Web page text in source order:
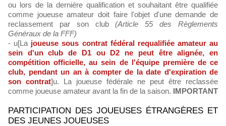
ou lors de la dernière qualification et souhaitant être qualifiée
comme joueuse amateur doit faire l'objet d'une demande de
reclassement par son club(Article 55 des Règlements
Généraux de la FFF)
- u[La joueuse sous contrat fédéral requalifiée amateur au
sein d'un club de D1 ou D2 ne peut être alignée, en
compétition officielle, au sein de l'équipe première de ce
club, pendant un an à compter de la date d'expiration de
son contrat]u. La joueuse fédérale ne peut être reclassée
comme joueuse amateur avant la fin de la saison. IMPORTANT
PARTICIPATION DES JOUEUSES ÉTRANGÈRES ET
DES JEUNES JOUEUSES